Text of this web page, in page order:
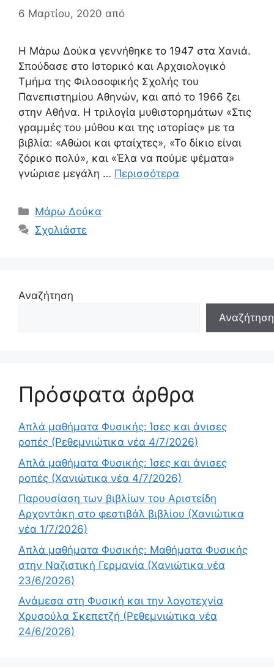
6 Μαρτίου, 2020 από
Η Μάρω Δούκα γεννήθηκε το 1947 στα Χανιά.
Σπούδασε στο Ιστορικό και Αρχαιολογικό
Τμήμα της Φιλοσοφικής Σχολής του
Πανεπιστημίου Αθηνών, και από το 1966 ζει
στην Αθήνα. Η τριλογία μυθιστορημάτων «Στις
γραμμές του μύθου και της ιστορίας» με τα
βιβλία: «Αθώοι και φταίχτες», «Το δίκιο είναι
ζόρικο πολύ», και «Έλα να πούμε ψέματα»
γνώρισε μεγάλη … Περισσότερα
Κατηγορίες
Μάρω Δούκα
Σχολιάστε
Αναζήτηση
Αναζήτηση
Πρόσφατα άρθρα
Απλά μαθήματα Φυσικής: Ίσες και άνισες
ροπές (Ρεθεμνιώτικα νέα 4/7/2026)
Απλά μαθήματα Φυσικής: Ίσες και άνισες
ροπές (Χανιώτικα νέα 4/7/2026)
Παρουσίαση των βιβλίων του Αριστείδη
Αρχοντάκη στο φεστιβάλ βιβλίου (Χανιώτικα
νέα 1/7/2026)
Απλά μαθήματα Φυσικής: Μαθήματα Φυσικής
στην Ναζιστική Γερμανία (Χανιώτικα νέα
23/6/2026)
Ανάμεσα στη Φυσική και την λογοτεχνία
Χρυσούλα Σκεπετζή (Ρεθεμνιώτικα νέα
24/6/2026)